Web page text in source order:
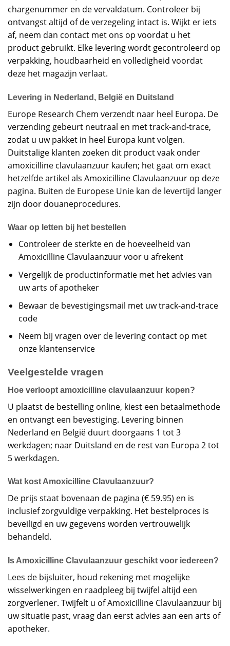
chargenummer en de vervaldatum. Controleer bij
ontvangst altijd of de verzegeling intact is. Wijkt er iets
af, neem dan contact met ons op voordat u het
product gebruikt. Elke levering wordt gecontroleerd op
verpakking, houdbaarheid en volledigheid voordat
deze het magazijn verlaat.
Levering in Nederland, België en Duitsland
Europe Research Chem verzendt naar heel Europa. De
verzending gebeurt neutraal en met track-and-trace,
zodat u uw pakket in heel Europa kunt volgen.
Duitstalige klanten zoeken dit product vaak onder
amoxicilline clavulaanzuur kaufen; het gaat om exact
hetzelfde artikel als Amoxicilline Clavulaanzuur op deze
pagina. Buiten de Europese Unie kan de levertijd langer
zijn door douaneprocedures.
Waar op letten bij het bestellen
Controleer de sterkte en de hoeveelheid van
Amoxicilline Clavulaanzuur voor u afrekent
Vergelijk de productinformatie met het advies van
uw arts of apotheker
Bewaar de bevestigingsmail met uw track-and-trace
code
Neem bij vragen over de levering contact op met
onze klantenservice
Veelgestelde vragen
Hoe verloopt amoxicilline clavulaanzuur kopen?
U plaatst de bestelling online, kiest een betaalmethode
en ontvangt een bevestiging. Levering binnen
Nederland en België duurt doorgaans 1 tot 3
werkdagen; naar Duitsland en de rest van Europa 2 tot
5 werkdagen.
Wat kost Amoxicilline Clavulaanzuur?
De prijs staat bovenaan de pagina (€ 59.95) en is
inclusief zorgvuldige verpakking. Het bestelproces is
beveiligd en uw gegevens worden vertrouwelijk
behandeld.
Is Amoxicilline Clavulaanzuur geschikt voor iedereen?
Lees de bijsluiter, houd rekening met mogelijke
wisselwerkingen en raadpleeg bij twijfel altijd een
zorgverlener. Twijfelt u of Amoxicilline Clavulaanzuur bij
uw situatie past, vraag dan eerst advies aan een arts of
apotheker.